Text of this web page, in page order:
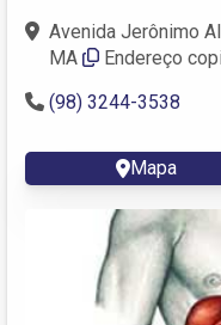
Avenida Jerônimo
MA
Endereço
(98) 3244-3538
Mapa